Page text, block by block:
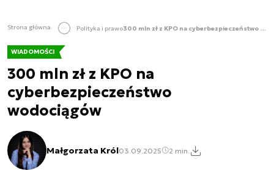
Strona główna Polityka i prawo 300 mln zł z KPO na cyberbezpieczeństwo wodociągów
WIADOMOŚCI
300 mln zł z KPO na
cyberbezpieczeństwo
wodociągów
Małgorzata Król03.09.2025 2 min.